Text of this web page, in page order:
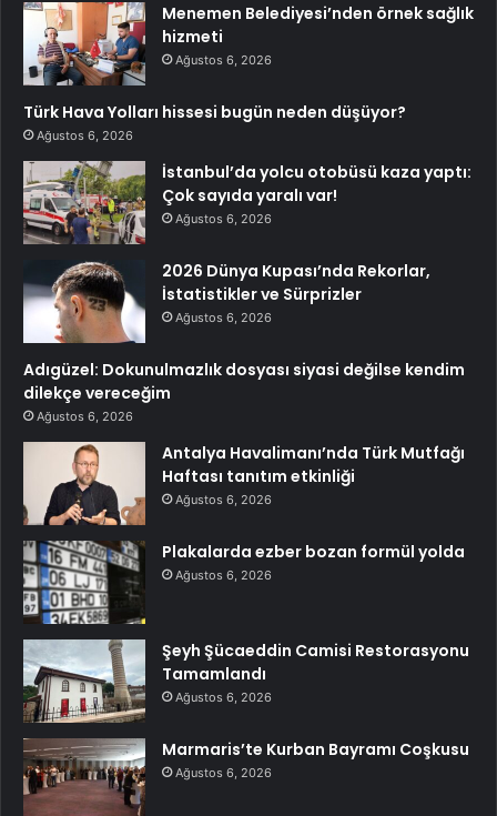
Menemen Belediyesi’nden örnek sağlık
hizmeti
Ağustos 6, 2026
Türk Hava Yolları hissesi bugün neden düşüyor?
Ağustos 6, 2026
İstanbul’da yolcu otobüsü kaza yaptı:
Çok sayıda yaralı var!
Ağustos 6, 2026
2026 Dünya Kupası’nda Rekorlar,
İstatistikler ve Sürprizler
Ağustos 6, 2026
Adıgüzel: Dokunulmazlık dosyası siyasi değilse kendim
dilekçe vereceğim
Ağustos 6, 2026
Antalya Havalimanı’nda Türk Mutfağı
Haftası tanıtım etkinliği
Ağustos 6, 2026
Plakalarda ezber bozan formül yolda
Ağustos 6, 2026
Şeyh Şücaeddin Camisi Restorasyonu
Tamamlandı
Ağustos 6, 2026
Marmaris’te Kurban Bayramı Coşkusu
Ağustos 6, 2026